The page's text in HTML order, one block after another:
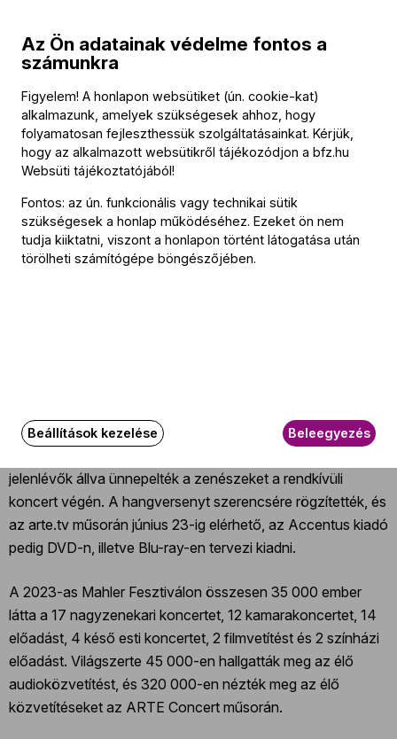
csúcspontig.
A negyedik, Finale. Adagio tételben a pazar, dús hangzású
vonósok vezették be a himnikus „Lebewohl” témáját
(„Abide with me” – „Maradj velem”), és a súlyos, személyes
veszteség érzése hamarosan mindent áthatott. A zenekar
valamennyi szólama lenyűgözően játszott, de még közülük
is kiemelkedett a kontrafagott és a pikoló. A hegedűk
megidézték a szerző Gyermekgyászdalok című művét:
„...beérjük őket a magasokon, nagy napfényben, egy szép
legjobb előadása, és minden bizonnyal sokan fognak rá
jelenlévők állva ünnepelték a zenészeket a rendkívüli
koncert végén. A hangversenyt szerencsére rögzítették, és
az arte.tv műsorán június 23-ig elérhető, az Accentus kiadó
pedig DVD-n, illetve Blu-ray-en tervezi kiadni.
A 2023-as Mahler Fesztiválon összesen 35 000 ember
látta a 17 nagyzenekari koncertet, 12 kamarakoncertet, 14
előadást, 4 késő esti koncertet, 2 filmvetítést és 2 színházi
előadást. Világszerte 45 000-en hallgatták meg az élő
audioközvetítést, és 320 000-en nézték meg az élő
közvetítéseket az ARTE Concert műsorán.
Az Ön adatainak védelme fontos a
számunkra
Figyelem! A honlapon websütiket (ún. cookie-kat)
alkalmazunk, amelyek szükségesek ahhoz, hogy
folyamatosan fejleszthessük szolgáltatásainkat. Kérjük,
hogy az alkalmazott websütikről tájékozódjon a bfz.hu
Websüti tájékoztatójából!
Fontos: az ún. funkcionális vagy technikai sütik
szükségesek a honlap működéséhez. Ezeket ön nem
tudja kiiktatni, viszont a honlapon történt látogatása után
törölheti számítógépe böngészőjében.
Beállítások kezelése Beleegyezés